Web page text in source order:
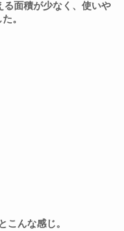
面積が少なく、使いや
。
こんな感じ。